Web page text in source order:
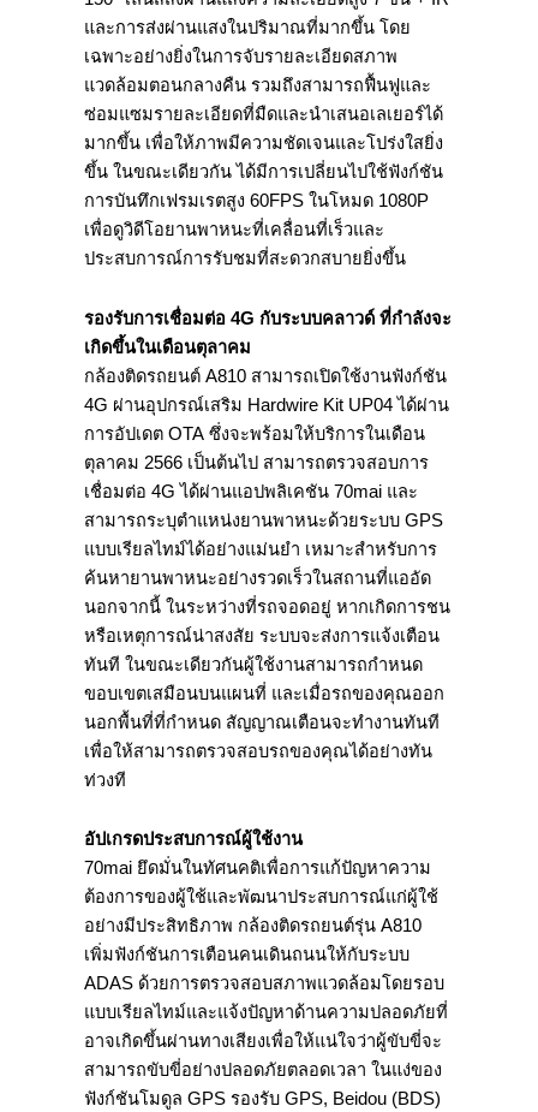
และการส่งผ่านแสงในปริมาณที่มากขึ้น โดย
เฉพาะอย่างยิ่งในการจับรายละเอียดสภาพ
แวดล้อมตอนกลางคืน รวมถึงสามารถฟื้นฟูและ
ซ่อมแซมรายละเอียดที่มืดและนำเสนอเลเยอร์ได้
มากขึ้น เพื่อให้ภาพมีความชัดเจนและโปร่งใสยิ่ง
ขึ้น ในขณะเดียวกัน ได้มีการเปลี่ยนไปใช้ฟังก์ชัน
การบันทึกเฟรมเรตสูง 60FPS ในโหมด 1080P
เพื่อดูวิดีโอยานพาหนะที่เคลื่อนที่เร็วและ
ประสบการณ์การรับชมที่สะดวกสบายยิ่งขึ้น
รองรับการเชื่อมต่อ 4G กับระบบคลาวด์ ที่กำลังจะ
เกิดขึ้นในเดือนตุลาคม
กล้องติดรถยนต์ A810 สามารถเปิดใช้งานฟังก์ชัน
4G ผ่านอุปกรณ์เสริม Hardwire Kit UP04 ได้ผ่าน
การอัปเดต OTA ซึ่งจะพร้อมให้บริการในเดือน
ตุลาคม 2566 เป็นต้นไป สามารถตรวจสอบการ
เชื่อมต่อ 4G ได้ผ่านแอปพลิเคชัน 70mai และ
สามารถระบุตำแหน่งยานพาหนะด้วยระบบ GPS
แบบเรียลไทม์ได้อย่างแม่นยำ เหมาะสำหรับการ
ค้นหายานพาหนะอย่างรวดเร็วในสถานที่แออัด
นอกจากนี้ ในระหว่างที่รถจอดอยู่ หากเกิดการชน
หรือเหตุการณ์น่าสงสัย ระบบจะส่งการแจ้งเตือน
ทันที ในขณะเดียวกันผู้ใช้งานสามารถกำหนด
ขอบเขตเสมือนบนแผนที่ และเมื่อรถของคุณออก
นอกพื้นที่ที่กำหนด สัญญาณเตือนจะทำงานทันที
เพื่อให้สามารถตรวจสอบรถของคุณได้อย่างทัน
ท่วงที
อัปเกรดประสบการณ์ผู้ใช้งาน
70mai ยึดมั่นในทัศนคติเพื่อการแก้ปัญหาความ
ต้องการของผู้ใช้และพัฒนาประสบการณ์แก่ผู้ใช้
อย่างมีประสิทธิภาพ กล้องติดรถยนต์รุ่น A810
เพิ่มฟังก์ชันการเตือนคนเดินถนนให้กับระบบ
ADAS ด้วยการตรวจสอบสภาพแวดล้อมโดยรอบ
แบบเรียลไทม์และแจ้งปัญหาด้านความปลอดภัยที่
อาจเกิดขึ้นผ่านทางเสียงเพื่อให้แน่ใจว่าผู้ขับขี่จะ
สามารถขับขี่อย่างปลอดภัยตลอดเวลา ในแง่ของ
ฟังก์ชันโมดูล GPS รองรับ GPS, Beidou (BDS)